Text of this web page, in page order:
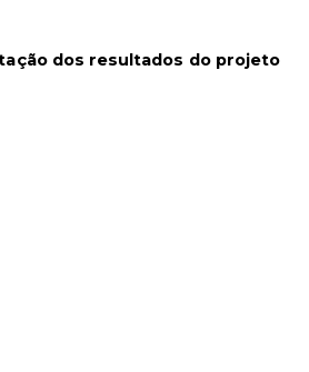
dos resultados do projeto